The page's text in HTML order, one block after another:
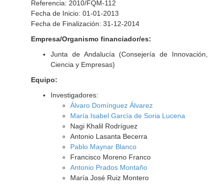
Referencia: 2010/FQM-112
Fecha de Inicio: 01-01-2013
Fecha de Finalización: 31-12-2014
Empresa/Organismo financiador/es:
Junta de Andalucía (Consejería de Innovación,
Ciencia y Empresas)
Equipo:
Investigadores:
Álvaro Domínguez Álvarez
María Isabel García de Soria Lucena
Nagi Khalil Rodríguez
Antonio Lasanta Becerra
Pablo Maynar Blanco
Francisco Moreno Franco
Antonio Prados Montaño
María José Ruiz Montero